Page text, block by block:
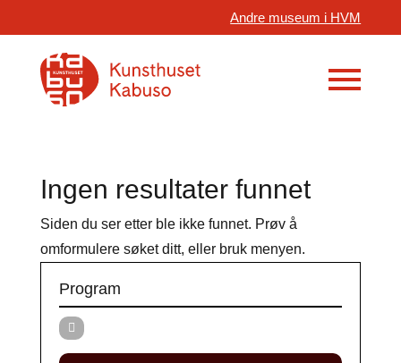
Andre museum i HVM
Ingen resultater funnet
Siden du ser etter ble ikke funnet. Prøv å
omformulere søket ditt, eller bruk menyen.
Program